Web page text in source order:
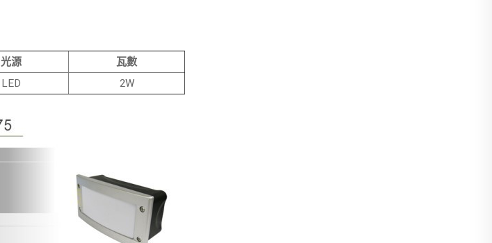
光源
瓦數
LED 2W